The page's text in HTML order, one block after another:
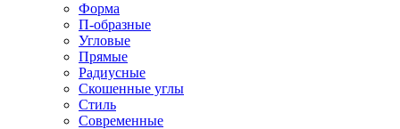
Форма
П-образные
Угловые
Прямые
Радиусные
Скошенные углы
Стиль
Современные